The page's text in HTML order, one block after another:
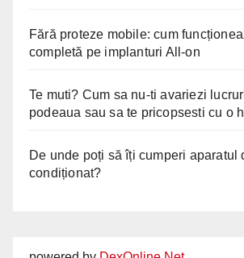
Fără proteze mobile: cum
completă pe implanturi All-on
Te muti? Cum sa nu-ti avariezi
podeaua sau sa te pricopsesti cu o
De unde poți să îți cumperi aparatul
condiționat?